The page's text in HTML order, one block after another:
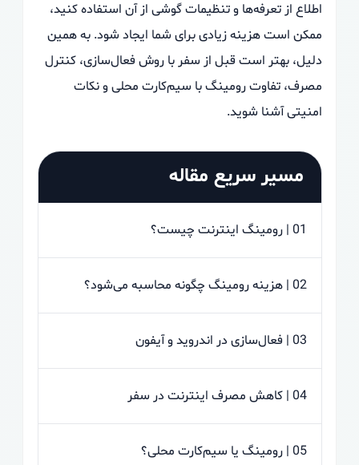
اطلاع از تعرفه‌ها و تنظیمات گوشی از آن استفاده کنید،
ممکن است هزینه زیادی برای شما ایجاد شود. به همین
دلیل، بهتر است قبل از سفر با روش فعال‌سازی، کنترل
مصرف، تفاوت رومینگ با سیم‌کارت محلی و نکات
امنیتی آشنا شوید.
مسیر سریع مقاله
01 | رومینگ اینترنت چیست؟
02 | هزینه رومینگ چگونه محاسبه می‌شود؟
03 | فعال‌سازی در اندروید و آیفون
04 | کاهش مصرف اینترنت در سفر
05 | رومینگ یا سیم‌کارت محلی؟